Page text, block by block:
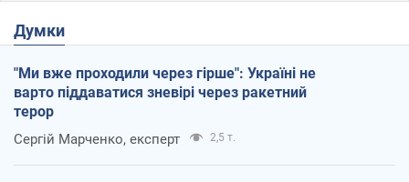
Думки
"Ми вже проходили через гірше": Україні не
варто піддаватися зневірі через ракетний
терор
Сергій Марченко, експерт 2,5 т.